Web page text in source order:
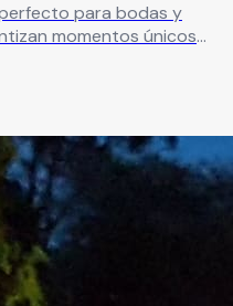
para bodas y
momentos únicos